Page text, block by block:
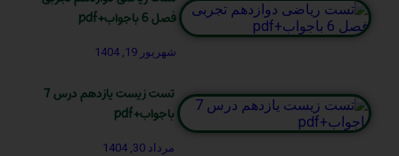
فصل 6 باجواب+pdf
شهریور 19, 1404
تست زیست یازدهم درس 7
باجواب+pdf
مرداد 30, 1404